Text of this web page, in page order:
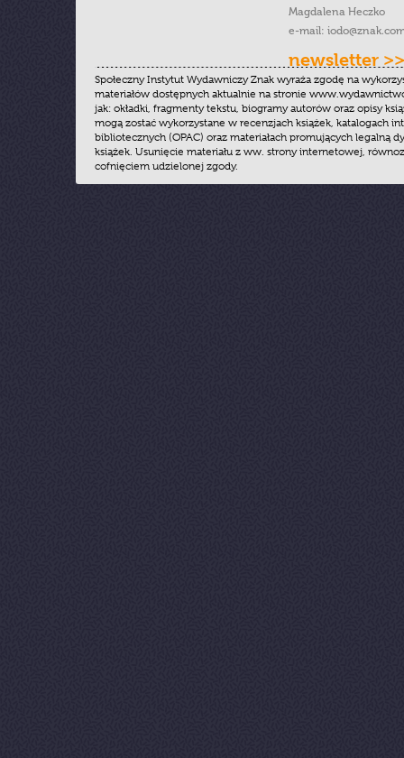
Magdalena Heczko
e-mail:
newsletter >>
Społeczny Instytut Wydawniczy Znak wyraża zgodę na
materiałów dostępnych aktualnie na stronie
jak: okładki, fragmenty tekstu, biogramy autorów oraz opisy
mogą zostać wykorzystane w recenzjach książek, katalogach
bibliotecznych (OPAC) oraz materiałach promujących legalną
książek. Usunięcie materiału z ww. strony internetowej,
cofnięciem udzielonej zgody.